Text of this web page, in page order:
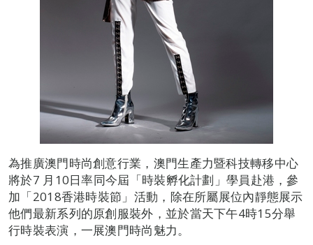
為推廣澳門時尚創意行業，澳門生產力暨科技轉移中心
將於7 月10日率同今屆「時裝孵化計劃」學員赴港，參
加「2018香港時裝節」活動，除在所屬展位內靜態展示
他們最新系列的原創服裝外，並於當天下午4時15分舉
行時裝表演，一展澳門時尚魅力。